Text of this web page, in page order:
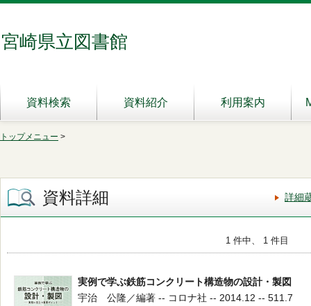
宮崎県立図書館
資料検索 資料紹介 利用案内
トップメニュー >
資料詳細 詳細
1 件中、 1 件目
実例で学ぶ鉄筋コンクリート構造物の設計・製図
宇治 公隆／編著 -- コロナ社 -- 2014.12 -- 511.7